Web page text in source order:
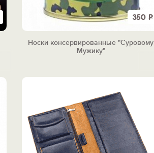
350 Р
Носки консервированные "Суровому
Мужику"